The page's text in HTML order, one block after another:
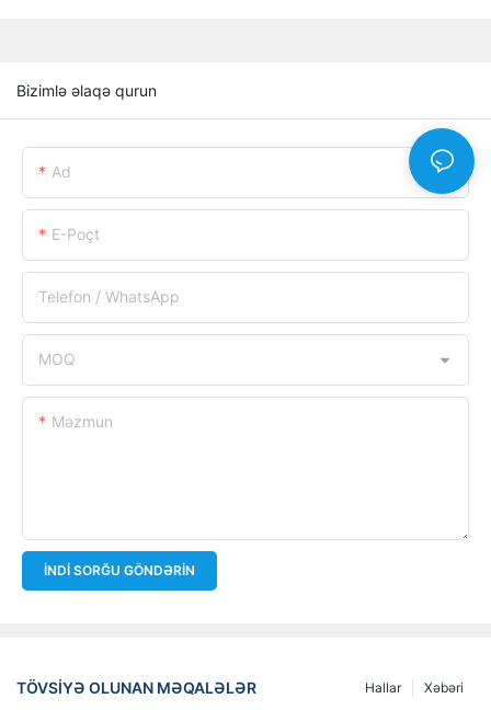
Bizimlə əlaqə qurun
Ad
E-Poçt
Telefon / WhatsApp
MOQ
Məzmun
İNDI SORĞU GÖNDƏRIN
TÖVSIYƏ OLUNAN MƏQALƏLƏR Xəbəri
Hallar